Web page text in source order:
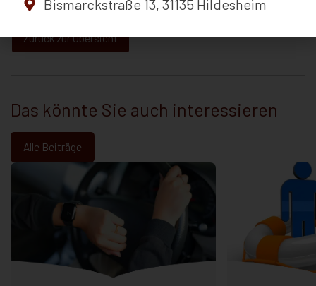
Zurück zur Übersicht
Quelle | BAG, Urteil vom 24.8.2023, 2 AZR 17/23, PM 33/23
Das könnte Sie auch interessieren
Alle Beiträge
Bismarckstraße 13, 31135 Hildesheim